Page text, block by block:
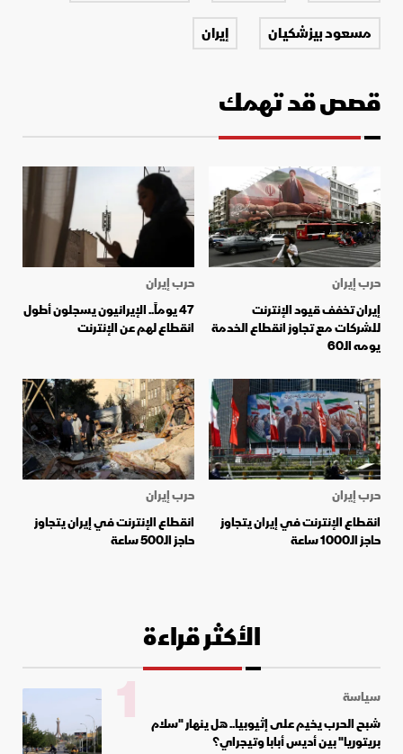
مسعود بيزشكيان
إيران
قصص قد تهمك
حرب إيران
إيران تخفف قيود الإنترنت
للشركات مع تجاوز انقطاع الخدمة
يومه الـ60
حرب إيران
47 يوماً.. الإيرانيون يسجلون أطول
انقطاع لهم عن الإنترنت
حرب إيران
انقطاع الإنترنت في إيران يتجاوز
حاجز الـ1000 ساعة
حرب إيران
انقطاع الإنترنت في إيران يتجاوز
حاجز الـ500 ساعة
الأكثر قراءة
سياسة
شبح الحرب يخيم على إثيوبيا.. هل ينهار "سلام
بريتوريا" بين أديس أبابا وتيجراي؟
1